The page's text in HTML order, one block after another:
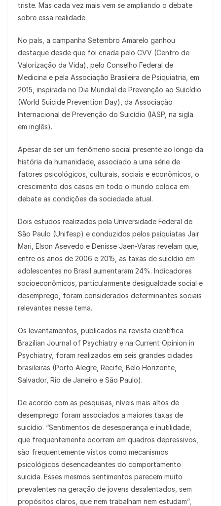
triste. Mas cada vez mais vem se ampliando o debate
sobre essa realidade.
No país, a campanha Setembro Amarelo ganhou
destaque desde que foi criada pelo CVV (Centro de
Valorização da Vida), pelo Conselho Federal de
Medicina e pela Associação Brasileira de Psiquiatria, em
2015, inspirada no Dia Mundial de Prevenção ao Suicídio
(World Suicide Prevention Day), da Associação
Internacional de Prevenção do Suicídio (IASP, na sigla
em inglês).
Apesar de ser um fenômeno social presente ao longo da
história da humanidade, associado a uma série de
fatores psicológicos, culturais, sociais e econômicos, o
crescimento dos casos em todo o mundo coloca em
debate as condições da sociedade atual.
Dois estudos realizados pela Universidade Federal de
São Paulo (Unifesp) e conduzidos pelos psiquiatas Jair
Mari, Elson Asevedo e Denisse Jaen-Varas revelam que,
entre os anos de 2006 e 2015, as taxas de suicídio em
adolescentes no Brasil aumentaram 24%. Indicadores
socioeconômicos, particularmente desigualdade social e
desemprego, foram considerados determinantes sociais
relevantes nesse tema.
Os levantamentos, publicados na revista científica
Brazilian Journal of Psychiatry e na Current Opinion in
Psychiatry, foram realizados em seis grandes cidades
brasileiras (Porto Alegre, Recife, Belo Horizonte,
Salvador, Rio de Janeiro e São Paulo).
De acordo com as pesquisas, níveis mais altos de
desemprego foram associados a maiores taxas de
suicídio. “Sentimentos de desesperança e inutilidade,
que frequentemente ocorrem em quadros depressivos,
são frequentemente vistos como mecanismos
psicológicos desencadeantes do comportamento
suicida. Esses mesmos sentimentos parecem muito
prevalentes na geração de jovens desalentados, sem
propósitos claros, que nem trabalham nem estudam”,